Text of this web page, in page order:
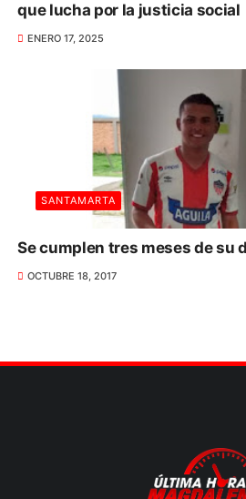
que lucha por la justicia social
ENERO 17, 2025
SANTAMARTA
Se cumplen tres meses de su
OCTUBRE 18, 2017